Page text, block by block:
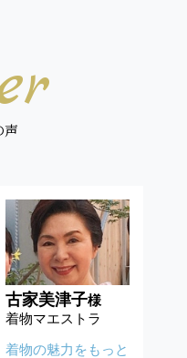
声
古家美津子様
着物マエストラ
着物の魅力をもっと